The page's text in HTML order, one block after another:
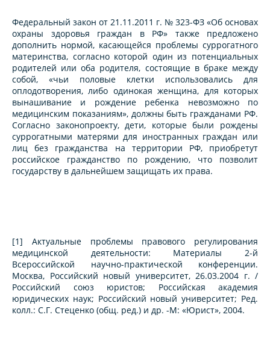
Федеральный закон от 21.11.2011 г. № 323-ФЗ «Об основах
охраны здоровья граждан в РФ» также предложено
дополнить нормой, касающейся проблемы суррогатного
материнства, согласно которой один из потенциальных
родителей или оба родителя, состоящие в браке между
собой, «чьи половые клетки использовались для
оплодотворения, либо одинокая женщина, для которых
вынашивание и рождение ребенка невозможно по
медицинским показаниям», должны быть гражданами РФ.
Согласно законопроекту, дети, которые были рождены
суррогатными матерями для иностранных граждан или
лиц без гражданства на территории РФ, приобретут
российское гражданство по рождению, что позволит
государству в дальнейшем защищать их права.
[1] Актуальные проблемы правового регулирования
медицинской деятельности: Материалы 2-й
Всероссийской научно-практической конференции.
Москва, Российский новый университет, 26.03.2004 г. /
Российский союз юристов; Российская академия
юридических наук; Российский новый университет; Ред.
колл.: С.Г. Стеценко (общ. ред.) и др. -М: «Юрист», 2004.